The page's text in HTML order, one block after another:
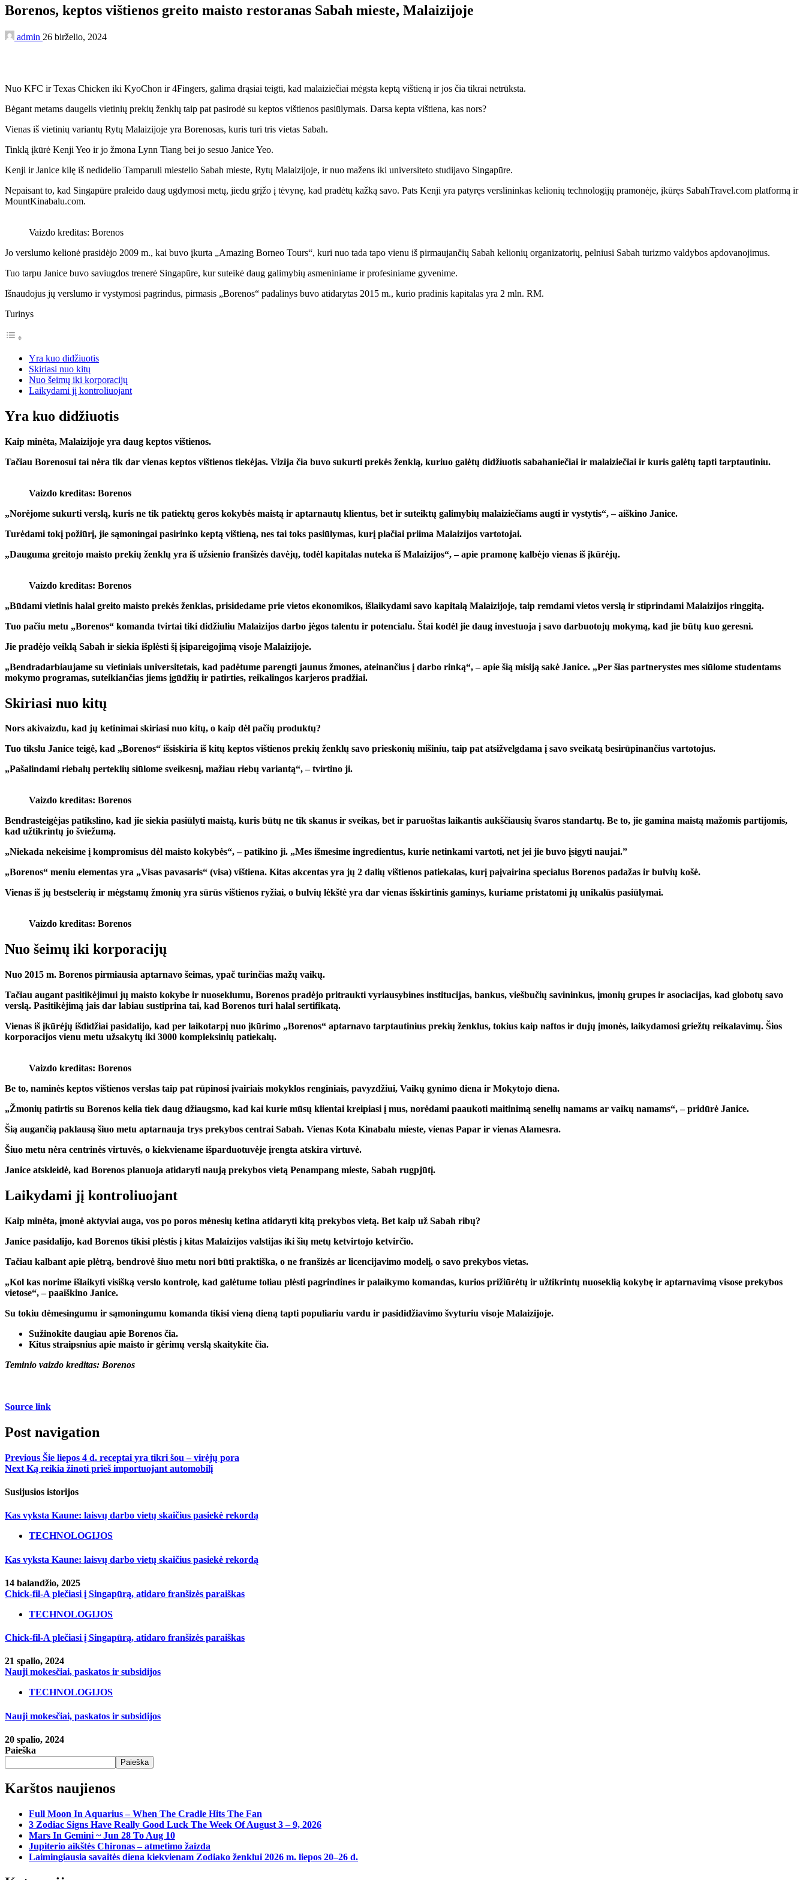
Borenos, keptos vištienos greito maisto restoranas Sabah mieste, Malaizijoje
admin 26 birželio, 2024
Nuo KFC ir Texas Chicken iki KyoChon ir 4Fingers, galima drąsiai teigti, kad malaiziečiai mėgsta keptą vištieną ir jos čia tikrai netrūksta.
Bėgant metams daugelis vietinių prekių ženklų taip pat pasirodė su keptos vištienos pasiūlymais. Darsa kepta vištiena, kas nors?
Vienas iš vietinių variantų Rytų Malaizijoje yra Borenosas, kuris turi tris vietas Sabah.
Tinklą įkūrė Kenji Yeo ir jo žmona Lynn Tiang bei jo sesuo Janice Yeo.
Kenji ir Janice kilę iš nedidelio Tamparuli miestelio Sabah mieste, Rytų Malaizijoje, ir nuo mažens iki universiteto studijavo Singapūre.
Nepaisant to, kad Singapūre praleido daug ugdymosi metų, jiedu grįžo į tėvynę, kad pradėtų kažką savo. Pats Kenji yra patyręs verslininkas kelionių technologijų pramonėje, įkūręs SabahTravel.com platformą ir
MountKinabalu.com.
Vaizdo kreditas: Borenos
Jo verslumo kelionė prasidėjo 2009 m., kai buvo įkurta „Amazing Borneo Tours“, kuri nuo tada tapo vienu iš pirmaujančių Sabah kelionių organizatorių, pelniusi Sabah turizmo valdybos apdovanojimus.
Tuo tarpu Janice buvo saviugdos trenerė Singapūre, kur suteikė daug galimybių asmeniniame ir profesiniame gyvenime.
Išnaudojus jų verslumo ir vystymosi pagrindus, pirmasis „Borenos“ padalinys buvo atidarytas 2015 m., kurio pradinis kapitalas yra 2 mln. RM.
Turinys
Yra kuo didžiuotis
Skiriasi nuo kitų
Nuo šeimų iki korporacijų
Laikydami jį kontroliuojant
Yra kuo didžiuotis
Kaip minėta, Malaizijoje yra daug keptos vištienos.
Tačiau Borenosui tai nėra tik dar vienas keptos vištienos tiekėjas. Vizija čia buvo sukurti prekės ženklą, kuriuo galėtų didžiuotis sabahaniečiai ir malaiziečiai ir kuris galėtų tapti tarptautiniu.
Vaizdo kreditas: Borenos
„Norėjome sukurti verslą, kuris ne tik patiektų geros kokybės maistą ir aptarnautų klientus, bet ir suteiktų galimybių malaiziečiams augti ir vystytis“, – aiškino Janice.
Turėdami tokį požiūrį, jie sąmoningai pasirinko keptą vištieną, nes tai toks pasiūlymas, kurį plačiai priima Malaizijos vartotojai.
„Dauguma greitojo maisto prekių ženklų yra iš užsienio franšizės davėjų, todėl kapitalas nuteka iš Malaizijos“, – apie pramonę kalbėjo vienas iš įkūrėjų.
Vaizdo kreditas: Borenos
„Būdami vietinis halal greito maisto prekės ženklas, prisidedame prie vietos ekonomikos, išlaikydami savo kapitalą Malaizijoje, taip remdami vietos verslą ir stiprindami Malaizijos ringgitą.
Tuo pačiu metu „Borenos“ komanda tvirtai tiki didžiuliu Malaizijos darbo jėgos talentu ir potencialu. Štai kodėl jie daug investuoja į savo darbuotojų mokymą, kad jie būtų kuo geresni.
Jie pradėjo veiklą Sabah ir siekia išplėsti šį įsipareigojimą visoje Malaizijoje.
„Bendradarbiaujame su vietiniais universitetais, kad padėtume parengti jaunus žmones, ateinančius į darbo rinką“, – apie šią misiją sakė Janice. „Per šias partnerystes mes siūlome studentams
mokymo programas, suteikiančias jiems įgūdžių ir patirties, reikalingos karjeros pradžiai.
Skiriasi nuo kitų
Nors akivaizdu, kad jų ketinimai skiriasi nuo kitų, o kaip dėl pačių produktų?
Tuo tikslu Janice teigė, kad „Borenos“ išsiskiria iš kitų keptos vištienos prekių ženklų savo prieskonių mišiniu, taip pat atsižvelgdama į savo sveikatą besirūpinančius vartotojus.
„Pašalindami riebalų perteklių siūlome sveikesnį, mažiau riebų variantą“, – tvirtino ji.
Vaizdo kreditas: Borenos
Bendrasteigėjas patikslino, kad jie siekia pasiūlyti maistą, kuris būtų ne tik skanus ir sveikas, bet ir paruoštas laikantis aukščiausių švaros standartų. Be to, jie gamina maistą mažomis partijomis,
kad užtikrintų jo šviežumą.
„Niekada nekeisime į kompromisus dėl maisto kokybės“, – patikino ji. „Mes išmesime ingredientus, kurie netinkami vartoti, net jei jie buvo įsigyti naujai.”
„Borenos“ meniu elementas yra „Visas pavasaris“ (visa) vištiena. Kitas akcentas yra jų 2 dalių vištienos patiekalas, kurį paįvairina specialus Borenos padažas ir bulvių košė.
Vienas iš jų bestselerių ir mėgstamų žmonių yra sūrūs vištienos ryžiai, o bulvių lėkštė yra dar vienas išskirtinis gaminys, kuriame pristatomi jų unikalūs pasiūlymai.
Vaizdo kreditas: Borenos
Nuo šeimų iki korporacijų
Nuo 2015 m. Borenos pirmiausia aptarnavo šeimas, ypač turinčias mažų vaikų.
Tačiau augant pasitikėjimui jų maisto kokybe ir nuoseklumu, Borenos pradėjo pritraukti vyriausybines institucijas, bankus, viešbučių savininkus, įmonių grupes ir asociacijas, kad globotų savo
verslą. Pasitikėjimą jais dar labiau sustiprina tai, kad Borenos turi halal sertifikatą.
Vienas iš įkūrėjų išdidžiai pasidalijo, kad per laikotarpį nuo įkūrimo „Borenos“ aptarnavo tarptautinius prekių ženklus, tokius kaip naftos ir dujų įmonės, laikydamosi griežtų reikalavimų. Šios
korporacijos vienu metu užsakytų iki 3000 kompleksinių patiekalų.
Vaizdo kreditas: Borenos
Be to, naminės keptos vištienos verslas taip pat rūpinosi įvairiais mokyklos renginiais, pavyzdžiui, Vaikų gynimo diena ir Mokytojo diena.
„Žmonių patirtis su Borenos kelia tiek daug džiaugsmo, kad kai kurie mūsų klientai kreipiasi į mus, norėdami paaukoti maitinimą senelių namams ar vaikų namams“, – pridūrė Janice.
Šią augančią paklausą šiuo metu aptarnauja trys prekybos centrai Sabah. Vienas Kota Kinabalu mieste, vienas Papar ir vienas Alamesra.
Šiuo metu nėra centrinės virtuvės, o kiekviename išparduotuvėje įrengta atskira virtuvė.
Janice atskleidė, kad Borenos planuoja atidaryti naują prekybos vietą Penampang mieste, Sabah rugpjūtį.
Laikydami jį kontroliuojant
Kaip minėta, įmonė aktyviai auga, vos po poros mėnesių ketina atidaryti kitą prekybos vietą. Bet kaip už Sabah ribų?
Janice pasidalijo, kad Borenos tikisi plėstis į kitas Malaizijos valstijas iki šių metų ketvirtojo ketvirčio.
Tačiau kalbant apie plėtrą, bendrovė šiuo metu nori būti praktiška, o ne franšizės ar licencijavimo modelį, o savo prekybos vietas.
„Kol kas norime išlaikyti visišką verslo kontrolę, kad galėtume toliau plėsti pagrindines ir palaikymo komandas, kurios prižiūrėtų ir užtikrintų nuoseklią kokybę ir aptarnavimą visose prekybos
vietose“, – paaiškino Janice.
Su tokiu dėmesingumu ir sąmoningumu komanda tikisi vieną dieną tapti populiariu vardu ir pasididžiavimo švyturiu visoje Malaizijoje.
Sužinokite daugiau apie Borenos čia.
Kitus straipsnius apie maisto ir gėrimų verslą skaitykite čia.
Teminio vaizdo kreditas: Borenos
Source link
Post navigation
Previous Šie liepos 4 d. receptai yra tikri šou – virėjų pora
Next Ką reikia žinoti prieš importuojant automobilį
Susijusios istorijos
Kas vyksta Kaune: laisvų darbo vietų skaičius pasiekė rekordą
TECHNOLOGIJOS
Kas vyksta Kaune: laisvų darbo vietų skaičius pasiekė rekordą
14 balandžio, 2025
Chick-fil-A plečiasi į Singapūrą, atidaro franšizės paraiškas
TECHNOLOGIJOS
Chick-fil-A plečiasi į Singapūrą, atidaro franšizės paraiškas
21 spalio, 2024
Nauji mokesčiai, paskatos ir subsidijos
TECHNOLOGIJOS
Nauji mokesčiai, paskatos ir subsidijos
20 spalio, 2024
Paieška
Paieška
Karštos naujienos
Full Moon In Aquarius – When The Cradle Hits The Fan
3 Zodiac Signs Have Really Good Luck The Week Of August 3 – 9, 2026
Mars In Gemini ~ Jun 28 To Aug 10
Jupiterio aikštės Chironas – atmetimo žaizda
Laimingiausia savaitės diena kiekvienam Zodiako ženklui 2026 m. liepos 20–26 d.